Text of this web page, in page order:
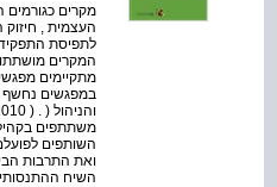
העצמית , חיזוק
לתפיסת התפקיד
מתקיימים
במפגשים נחשף
משתתפים
השותפים
ואת התרבות
השיח